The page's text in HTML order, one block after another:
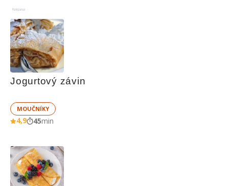
Reklama
Jogurtový závin
MOUČNÍKY
4,9 45min